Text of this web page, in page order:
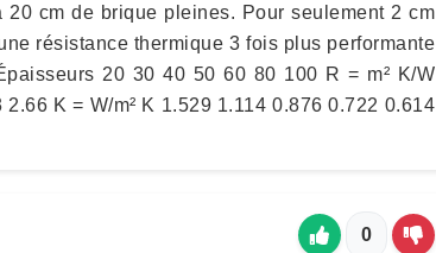
20 cm de brique pleines. Pour seulement 2 cm
résistance thermique 3 fois plus performante
20 30 40 50 60 80 100 R = m² K/W
K = W/m² K 1.529 1.114 0.876 0.722 0.614
0